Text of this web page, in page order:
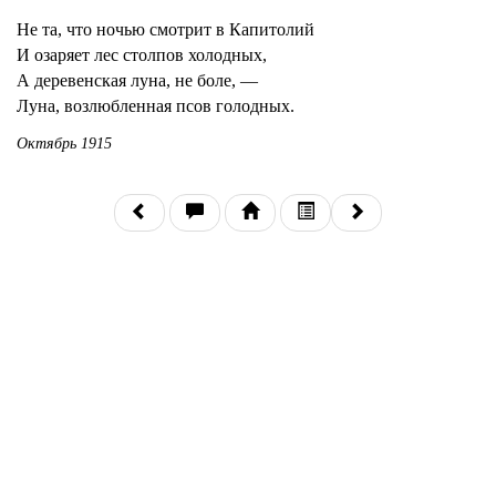
Не та, что ночью смотрит в Капитолий
И озаряет лес столпов холодных,
А деревенская луна, не боле, —
Луна, возлюбленная псов голодных.
Октябрь 1915